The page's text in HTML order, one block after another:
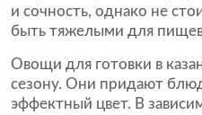
и сочность, однако не
быть тяжелыми для
Овощи для готовки в
сезону. Они придают
эффектный цвет. В